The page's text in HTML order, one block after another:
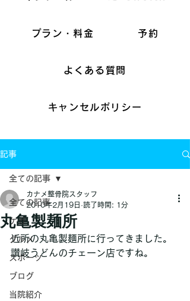
プラン・料金 予約
よくある質問
キャンセルポリシー
記事
全ての記事
ケガ
グルメ
スポーツ
ブログ
当院紹介
全ての記事
丸亀製麺所
カナメ整骨院スタッフ
2010年2月19日 読了時間: 1分
近所の丸亀製麺所に行ってきました。
讃岐うどんのチェーン店ですね。